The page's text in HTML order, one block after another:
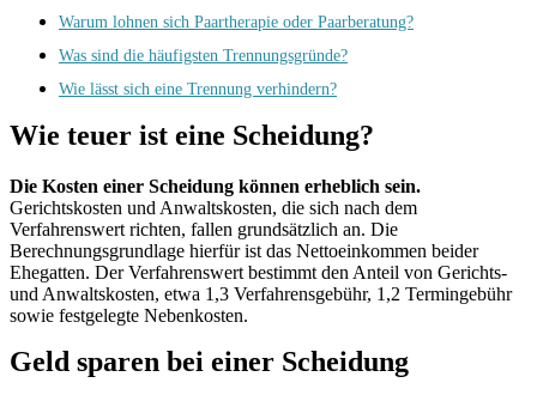
Warum lohnen sich Paartherapie oder Paarberatung?
Was sind die häufigsten Trennungsgründe?
Wie lässt sich eine Trennung verhindern?
Wie teuer ist eine Scheidung?
Die Kosten einer Scheidung können erheblich sein.
Gerichtskosten und Anwaltskosten, die sich nach dem
Verfahrenswert richten, fallen grundsätzlich an. Die
Berechnungsgrundlage hierfür ist das Nettoeinkommen beider
Ehegatten. Der Verfahrenswert bestimmt den Anteil von Gerichts-
und Anwaltskosten, etwa 1,3 Verfahrensgebühr, 1,2 Termingebühr
sowie festgelegte Nebenkosten.
Geld sparen bei einer Scheidung